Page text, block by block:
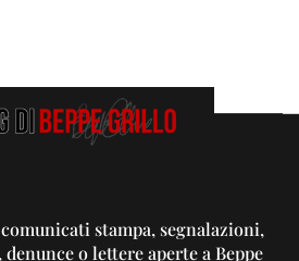
stampa, segnalazioni,
o lettere aperte a Beppe